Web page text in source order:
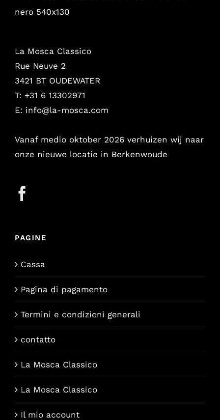
La Mosca Classico
Rue Neuve 2
3421 BT OUDEWATER
T: +31 6 13302971
E: info@la-mosca.com
Vanaf medio oktober 2026 verhuizen wij naar
onze nieuwe locatie in Berkenwoude
PAGINE
Cassa
Pagina di pagamento
Termini e condizioni generali
contatto
La Mosca Classico
La Mosca Classico
Il mio account